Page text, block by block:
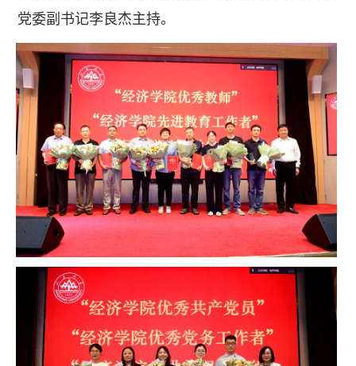
党委副书记李良杰主持。